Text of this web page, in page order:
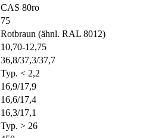
CAS 80ro
75
Rotbraun (ähnl. RAL 8012)
10,70-12,75
36,8/37,3/37,7
Typ. < 2,2
16,9/17,9
16,6/17,4
16,3/17,1
Typ. > 26